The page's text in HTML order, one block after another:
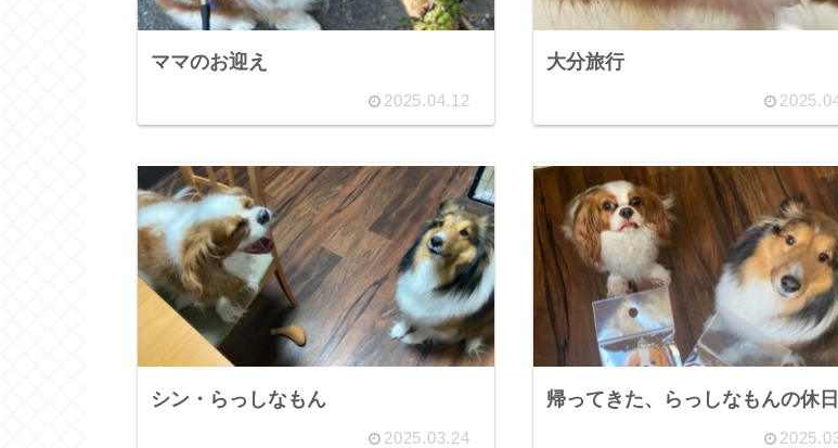
ママのお迎え
2025.04.12
大分旅行
シン・らっしなもん
2025.03.24
帰ってきた、らっしなもんの休日